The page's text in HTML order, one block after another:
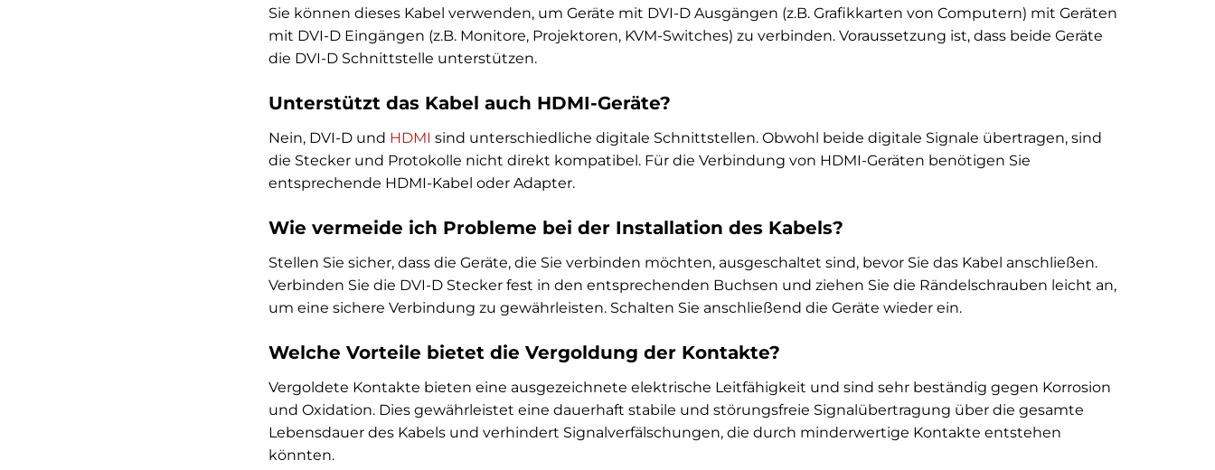
Sie können dieses Kabel verwenden, um Geräte mit DVI-D Ausgängen (z.B. Grafikkarten von Computern) mit Geräten
mit DVI-D Eingängen (z.B. Monitore, Projektoren, KVM-Switches) zu verbinden. Voraussetzung ist, dass beide Geräte
die DVI-D Schnittstelle unterstützen.
Unterstützt das Kabel auch HDMI-Geräte?
Nein, DVI-D und HDMI sind unterschiedliche digitale Schnittstellen. Obwohl beide digitale Signale übertragen, sind
die Stecker und Protokolle nicht direkt kompatibel. Für die Verbindung von HDMI-Geräten benötigen Sie
entsprechende HDMI-Kabel oder Adapter.
Wie vermeide ich Probleme bei der Installation des Kabels?
Stellen Sie sicher, dass die Geräte, die Sie verbinden möchten, ausgeschaltet sind, bevor Sie das Kabel anschließen.
Verbinden Sie die DVI-D Stecker fest in den entsprechenden Buchsen und ziehen Sie die Rändelschrauben leicht an,
um eine sichere Verbindung zu gewährleisten. Schalten Sie anschließend die Geräte wieder ein.
Welche Vorteile bietet die Vergoldung der Kontakte?
Vergoldete Kontakte bieten eine ausgezeichnete elektrische Leitfähigkeit und sind sehr beständig gegen Korrosion
und Oxidation. Dies gewährleistet eine dauerhaft stabile und störungsfreie Signalübertragung über die gesamte
Lebensdauer des Kabels und verhindert Signalverfälschungen, die durch minderwertige Kontakte entstehen
könnten.